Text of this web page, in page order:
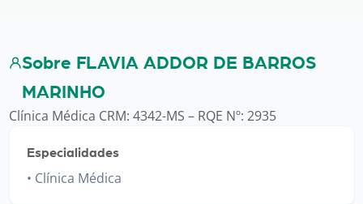
Sobre FLAVIA ADDOR DE BARROS
MARINHO
Clínica Médica CRM: 4342-MS – RQE Nº: 2935
Especialidades
Clínica Médica